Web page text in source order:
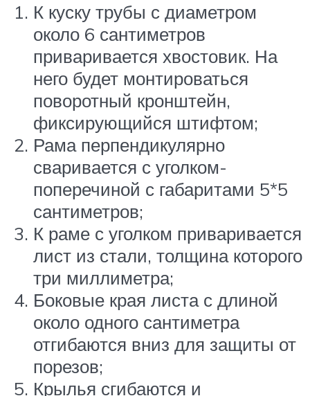
К куску трубы с диаметром
около 6 сантиметров
приваривается хвостовик. На
него будет монтироваться
поворотный кронштейн,
фиксирующийся штифтом;
Рама перпендикулярно
сваривается с уголком-
поперечиной с габаритами 5*5
сантиметров;
К раме с уголком приваривается
лист из стали, толщина которого
три миллиметра;
Боковые края листа с длиной
около одного сантиметра
отгибаются вниз для защиты от
порезов;
Крылья сгибаются и